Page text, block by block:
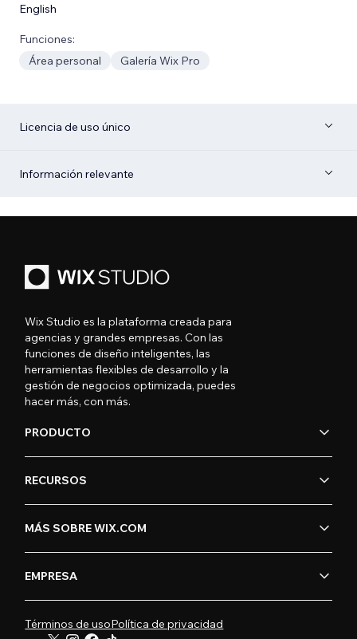
English
Funciones:
Área personal
Galería Wix Pro
Licencia de uso único
Información relevante
Wix Studio es la plataforma creada para
agencias y grandes empresas. Con las
funciones de diseño inteligentes, las
herramientas flexibles de desarrollo y la
gestión de negocios optimizada, puedes
hacer más, con más.
PRODUCTO
RECURSOS
MÁS SOBRE WIX.COM
EMPRESA
Términos de usoPolítica de privacidad